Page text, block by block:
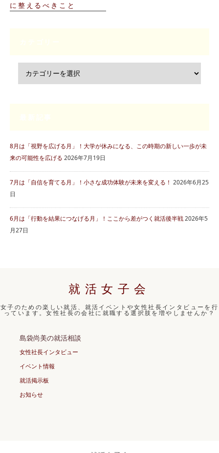
に整えるべきこと
8月は「視野を広げる月」！大学が休みになる、この時期の新しい一歩が未
来の可能性を広げる 2026年7月19日
7月は「自信を育てる月」！小さな成功体験が未来を変える！ 2026年6月25
日
6月は「行動を結果につなげる月」！ここから差がつく就活後半戦2026年5
月27日
就活女子会
女子のための楽しい就活、就活イベントや女性社長インタビューを行
っています。女性社長の会社に就職する選択肢を増やしませんか？
島袋尚美の就活相談
女性社長インタビュー
イベント情報
就活掲示板
お知らせ